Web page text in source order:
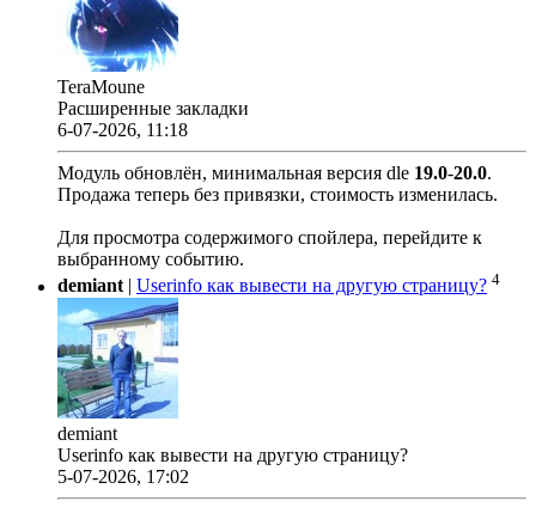
TeraMoune
Расширенные закладки
6-07-2026, 11:18
Модуль обновлён, минимальная версия dle 19.0-20.0.
Продажа теперь без привязки, стоимость изменилась.
Для просмотра содержимого спойлера, перейдите к
выбранному событию.
demiant| Userinfo как вывести на другую страницу? 4
demiant
Userinfo как вывести на другую страницу?
5-07-2026, 17:02